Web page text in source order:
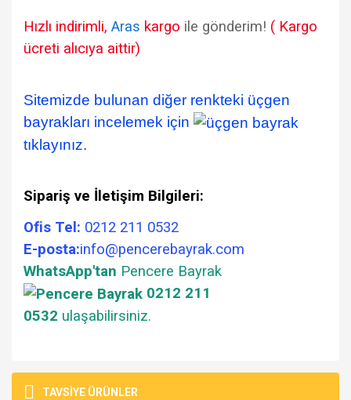
Hızlı indirimli, Aras kargo ile gönderim! ( Kargo
ücreti alıcıya aittir)
Sitemizde bulunan diğer renkteki üçgen
bayrakları incelemek için
tıklayınız.
Sipariş ve İletişim Bilgileri:
Ofis Tel: 0212 211 0532
E-posta:info@pencerebayrak.com
WhatsApp'tan Pencere Bayrak
0212 211
0532 ulaşabilirsiniz.
Bu ürüne ilk yorumu siz yapın!
Ürün hakkında henüz soru sorulmamış.
kullanarak tarafımıza iletebilirsiniz.
TAVSİYE ÜRÜNLER